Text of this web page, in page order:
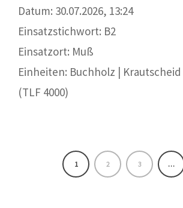
Datum: 30.07.2026, 13:24
Einsatzstichwort: B2
Einsatzort: Muß
Einheiten: Buchholz |
(TLF 4000)
1 2 3 …